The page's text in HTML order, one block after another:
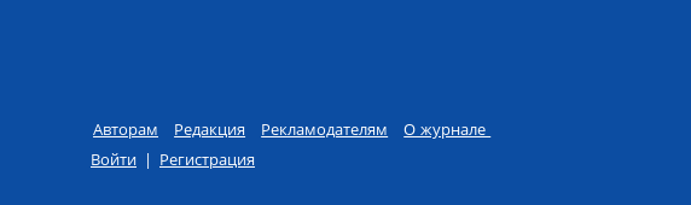
Авторам Редакция Рекламодателям
О журнале
Войти | Регистрация